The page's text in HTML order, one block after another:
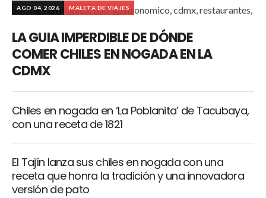
AGO 04, 2026 MALETA DE VIAJES
LA GUIA IMPERDIBLE DE DÓNDE
COMER CHILES EN NOGADA EN LA
CDMX
Chiles en nogada en ‘La Poblanita’ de Tacubaya,
con una receta de 1821
El Tajín lanza sus chiles en nogada con una
receta que honra la tradición y una innovadora
versión de pato